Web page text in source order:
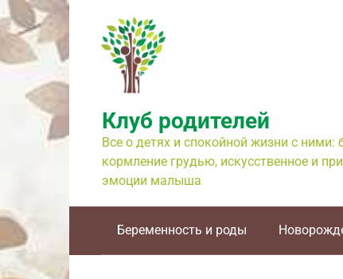
Перейти
к
контенту
Клуб родителей
Все о детях и спокойной жизни с
кормление грудью, искусственное и
эмоции малыша
Беременность и роды